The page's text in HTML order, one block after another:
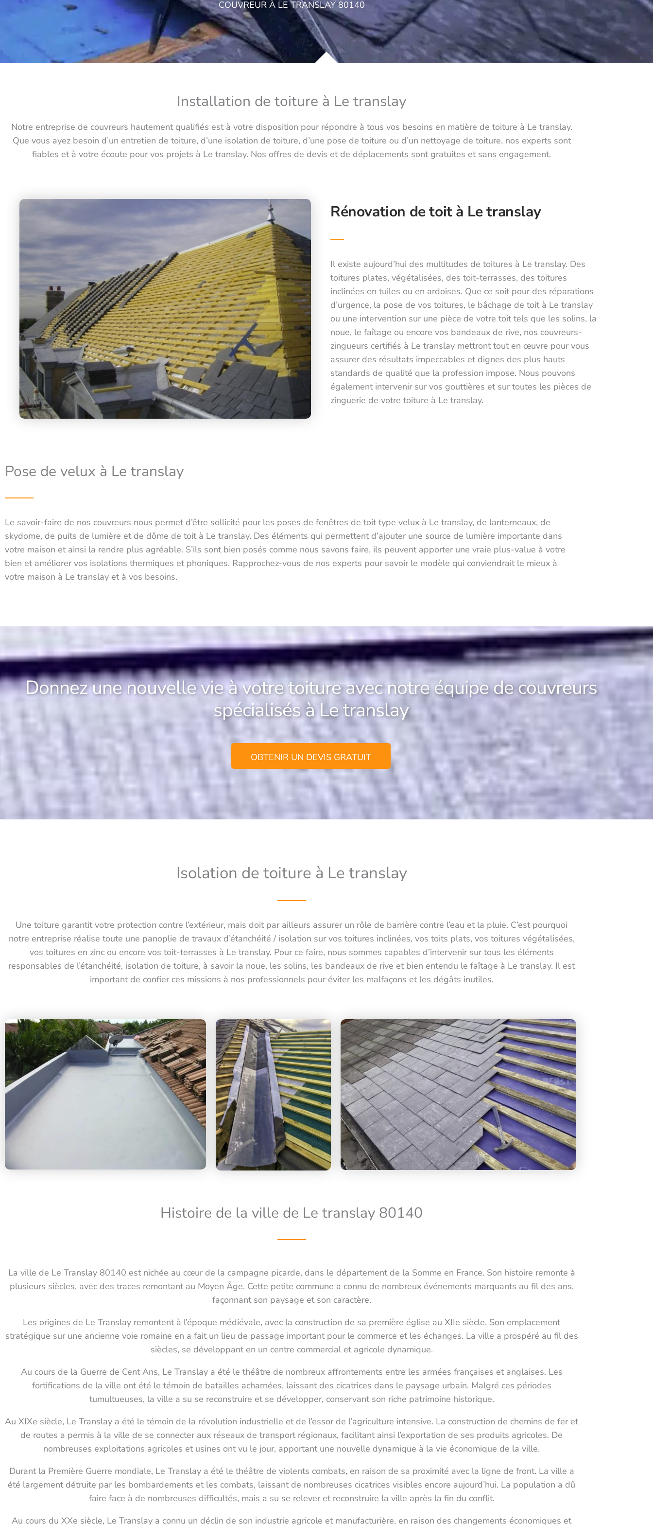
COUVREUR À LE TRANSLAY 80140
Installation de toiture à Le translay
Notre entreprise de couvreurs hautement qualifiés est à votre disposition pour répondre à tous vos besoins en matière de toiture à Le translay.
Que vous ayez besoin d’un entretien de toiture, d’une isolation de toiture, d’une pose de toiture ou d’un nettoyage de toiture, nos experts sont
fiables et à votre écoute pour vos projets à Le translay. Nos offres de devis et de déplacements sont gratuites et sans engagement.
Rénovation de toit à Le translay
Il existe aujourd’hui des multitudes de toitures à Le translay. Des
toitures plates, végétalisées, des toit-terrasses, des toitures
inclinées en tuiles ou en ardoises. Que ce soit pour des réparations
d’urgence, la pose de vos toitures, le bâchage de toit à Le translay
ou une intervention sur une pièce de votre toit tels que les solins, la
noue, le faîtage ou encore vos bandeaux de rive, nos couvreurs-
zingueurs certifiés à Le translay mettront tout en œuvre pour vous
assurer des résultats impeccables et dignes des plus hauts
standards de qualité que la profession impose. Nous pouvons
également intervenir sur vos gouttières et sur toutes les pièces de
zinguerie de votre toiture à Le translay.
Pose de velux à Le translay
Le savoir-faire de nos couvreurs nous permet d’être sollicité pour les poses de fenêtres de toit type velux à Le translay, de lanterneaux, de
skydome, de puits de lumière et de dôme de toit à Le translay. Des éléments qui permettent d’ajouter une source de lumière importante dans
votre maison et ainsi la rendre plus agréable. S’ils sont bien posés comme nous savons faire, ils peuvent apporter une vraie plus-value à votre
bien et améliorer vos isolations thermiques et phoniques. Rapprochez-vous de nos experts pour savoir le modèle qui conviendrait le mieux à
votre maison à Le translay et à vos besoins.
Donnez une nouvelle vie à votre toiture avec notre équipe de couvreurs
spécialisés à Le translay
OBTENIR UN DEVIS GRATUIT
Isolation de toiture à Le translay
Une toiture garantit votre protection contre l’extérieur, mais doit par ailleurs assurer un rôle de barrière contre l’eau et la pluie. C’est pourquoi
notre entreprise réalise toute une panoplie de travaux d’étanchéité / isolation sur vos toitures inclinées, vos toits plats, vos toitures végétalisées,
vos toitures en zinc ou encore vos toit-terrasses à Le translay. Pour ce faire, nous sommes capables d’intervenir sur tous les éléments
responsables de l’étanchéité, isolation de toiture, à savoir la noue, les solins, les bandeaux de rive et bien entendu le faîtage à Le translay. Il est
important de confier ces missions à nos professionnels pour éviter les malfaçons et les dégâts inutiles.
Histoire de la ville de Le translay 80140
La ville de Le Translay 80140 est nichée au cœur de la campagne picarde, dans le département de la Somme en France. Son histoire remonte à
plusieurs siècles, avec des traces remontant au Moyen Âge. Cette petite commune a connu de nombreux événements marquants au fil des ans,
façonnant son paysage et son caractère.
Les origines de Le Translay remontent à l’époque médiévale, avec la construction de sa première église au XIIe siècle. Son emplacement
stratégique sur une ancienne voie romaine en a fait un lieu de passage important pour le commerce et les échanges. La ville a prospéré au fil des
siècles, se développant en un centre commercial et agricole dynamique.
Au cours de la Guerre de Cent Ans, Le Translay a été le théâtre de nombreux affrontements entre les armées françaises et anglaises. Les
fortifications de la ville ont été le témoin de batailles acharnées, laissant des cicatrices dans le paysage urbain. Malgré ces périodes
tumultueuses, la ville a su se reconstruire et se développer, conservant son riche patrimoine historique.
Au XIXe siècle, Le Translay a été le témoin de la révolution industrielle et de l’essor de l’agriculture intensive. La construction de chemins de fer et
de routes a permis à la ville de se connecter aux réseaux de transport régionaux, facilitant ainsi l’exportation de ses produits agricoles. De
nombreuses exploitations agricoles et usines ont vu le jour, apportant une nouvelle dynamique à la vie économique de la ville.
Durant la Première Guerre mondiale, Le Translay a été le théâtre de violents combats, en raison de sa proximité avec la ligne de front. La ville a
été largement détruite par les bombardements et les combats, laissant de nombreuses cicatrices visibles encore aujourd’hui. La population a dû
faire face à de nombreuses difficultés, mais a su se relever et reconstruire la ville après la fin du conflit.
Au cours du XXe siècle, Le Translay a connu un déclin de son industrie agricole et manufacturière, en raison des changements économiques et